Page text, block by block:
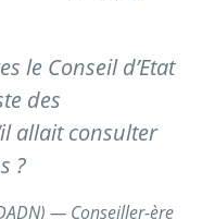
le Conseil d’Etat
des
allait consulter
?
— Conseiller-ère